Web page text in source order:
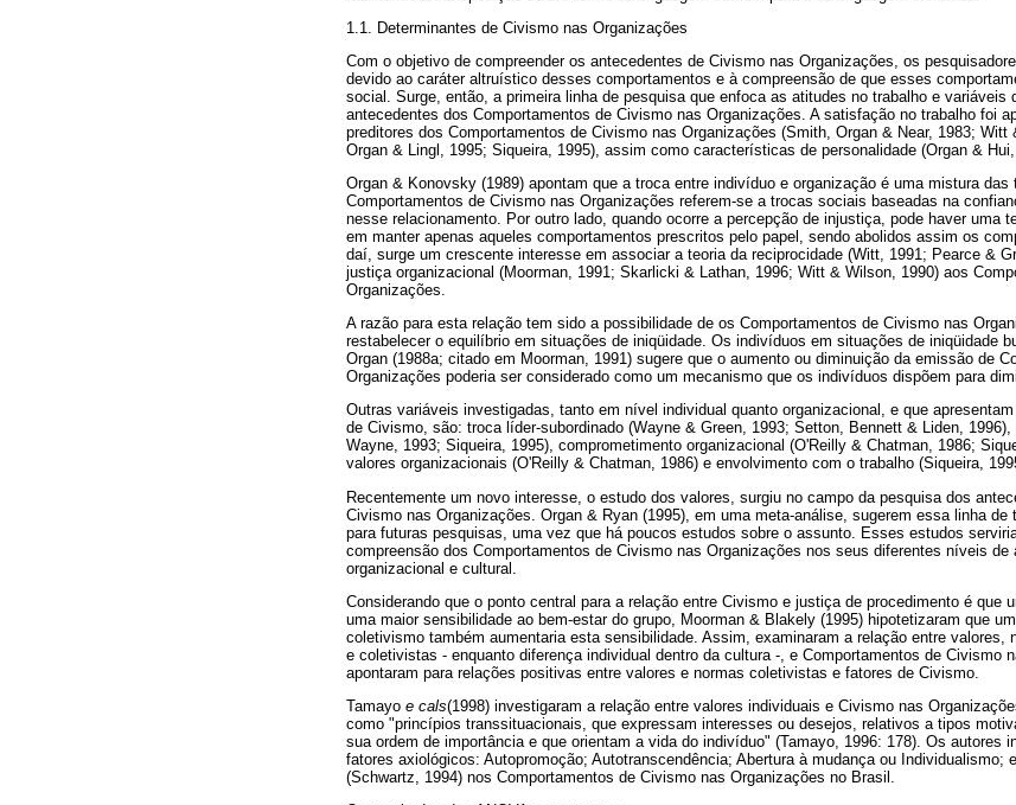
1.1. Determinantes de Civismo nas Organizações
Com o objetivo de compreender os antecedentes de Civismo nas Organizações, os
devido ao caráter altruístico desses comportamentos e à compreensão de que esses
social. Surge, então, a primeira linha de pesquisa que enfoca as atitudes no trabalho e variáveis
antecedentes dos Comportamentos de Civismo nas Organizações. A satisfação no trabalho foi
preditores dos Comportamentos de Civismo nas Organizações (Smith, Organ & Near, 1983; Witt
Organ & Lingl, 1995; Siqueira, 1995), assim como características de personalidade (Organ &
Organ & Konovsky (1989) apontam que a troca entre indivíduo e organização é uma mistura
Comportamentos de Civismo nas Organizações referem-se a trocas sociais baseadas na
nesse relacionamento. Por outro lado, quando ocorre a percepção de injustiça, pode haver uma
em manter apenas aqueles comportamentos prescritos pelo papel, sendo abolidos assim os
daí, surge um crescente interesse em associar a teoria da reciprocidade (Witt, 1991; Pearce &
justiça organizacional (Moorman, 1991; Skarlicki & Lathan, 1996; Witt & Wilson, 1990) aos
Organizações.
A razão para esta relação tem sido a possibilidade de os Comportamentos de Civismo nas
restabelecer o equilíbrio em situações de iniqüidade. Os indivíduos em situações de iniqüidade
Organ (1988a; citado em Moorman, 1991) sugere que o aumento ou diminuição da emissão de
Organizações poderia ser considerado como um mecanismo que os indivíduos dispõem para
Outras variáveis investigadas, tanto em nível individual quanto organizacional, e que
de Civismo, são: troca líder-subordinado (Wayne & Green, 1993; Setton, Bennett & Liden,
Wayne, 1993; Siqueira, 1995), comprometimento organizacional (O'Reilly & Chatman, 1986;
valores organizacionais (O'Reilly & Chatman, 1986) e envolvimento com o trabalho (Siqueira,
Recentemente um novo interesse, o estudo dos valores, surgiu no campo da pesquisa dos
Civismo nas Organizações. Organ & Ryan (1995), em uma meta-análise, sugerem essa linha
para futuras pesquisas, uma vez que há poucos estudos sobre o assunto. Esses estudos
compreensão dos Comportamentos de Civismo nas Organizações nos seus diferentes níveis de
organizacional e cultural.
Considerando que o ponto central para a relação entre Civismo e justiça de procedimento é que
uma maior sensibilidade ao bem-estar do grupo, Moorman & Blakely (1995) hipotetizaram que
coletivismo também aumentaria esta sensibilidade. Assim, examinaram a relação entre valores,
e coletivistas - enquanto diferença individual dentro da cultura -, e Comportamentos de Civismo
apontaram para relações positivas entre valores e normas coletivistas e fatores de Civismo.
Tamayo e cals(1998) investigaram a relação entre valores individuais e Civismo nas
como "princípios transsituacionais, que expressam interesses ou desejos, relativos a tipos
sua ordem de importância e que orientam a vida do indivíduo" (Tamayo, 1996: 178). Os autores
fatores axiológicos: Autopromoção; Autotranscendência; Abertura à mudança ou Individualismo;
(Schwartz, 1994) nos Comportamentos de Civismo nas Organizações no Brasil.